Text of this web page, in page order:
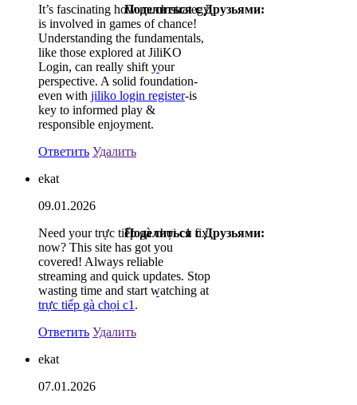
Поделиться с Друзьями:
It’s fascinating how much strategy
is involved in games of chance!
Understanding the fundamentals,
like those explored at JiliKO
Login, can really shift your
perspective. A solid foundation-
even with jiliko login register-is
key to informed play &
responsible enjoyment.
Ответить Удалить
ekat
09.01.2026
Поделиться с Друзьями:
Need your trực tiếp gà chọi c1 fix
now? This site has got you
covered! Always reliable
streaming and quick updates. Stop
wasting time and start watching at
trực tiếp gà chọi c1 .
Ответить Удалить
ekat
07.01.2026